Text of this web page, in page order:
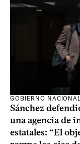
GOBIERNO
Sánchez
una agencia de
estatales: “El